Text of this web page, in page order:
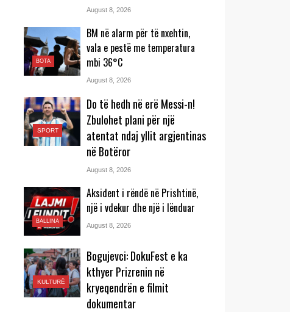
August 8, 2026
BOTA
BM në alarm për të nxehtin,
vala e pestë me temperatura
mbi 36°C
August 8, 2026
SPORT
Do të hedh në erë Messi-n!
Zbulohet plani për një
atentat ndaj yllit argjentinas
në Botëror
August 8, 2026
BALLINA
Aksident i rëndë në Prishtinë,
një i vdekur dhe një i lënduar
August 8, 2026
KULTURË
Bogujevci: DokuFest e ka
kthyer Prizrenin në
kryeqendrën e filmit
dokumentar